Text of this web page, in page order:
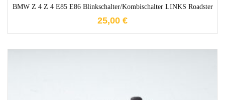
BMW Z 4 Z 4 E85 E86 Blinkschalter/Kombischalter LINKS Roadster
25,00 €